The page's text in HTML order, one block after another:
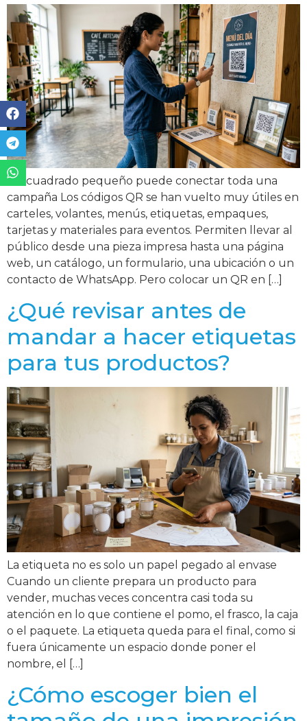
Un cuadrado pequeño puede conectar toda una
campaña Los códigos QR se han vuelto muy útiles en
carteles, volantes, menús, etiquetas, empaques,
tarjetas y materiales para eventos. Permiten llevar al
público desde una pieza impresa hasta una página
web, un catálogo, un formulario, una ubicación o un
contacto de WhatsApp. Pero colocar un QR en […]
¿Qué revisar antes de
mandar a hacer etiquetas
para tus productos?
La etiqueta no es solo un papel pegado al envase
Cuando un cliente prepara un producto para
vender, muchas veces concentra casi toda su
atención en lo que contiene el pomo, el frasco, la caja
o el paquete. La etiqueta queda para el final, como si
fuera únicamente un espacio donde poner el
nombre, el […]
¿Cómo escoger bien el